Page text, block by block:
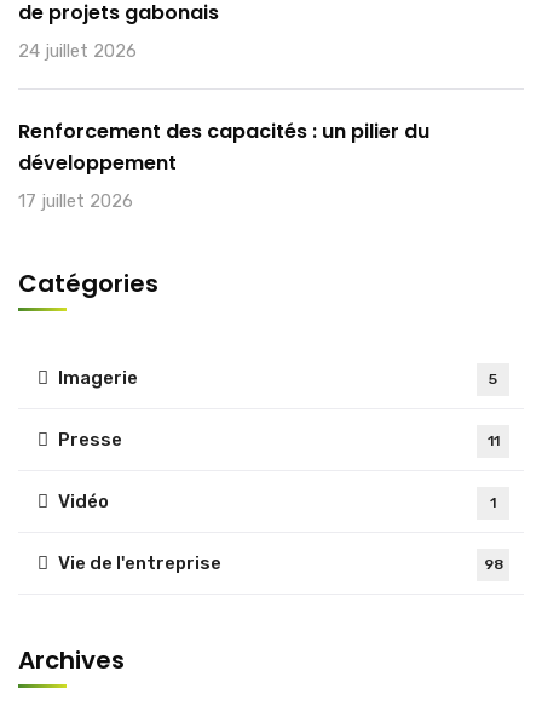
de projets gabonais
24 juillet 2026
Renforcement des capacités : un pilier du
développement
17 juillet 2026
Catégories
Imagerie 5
Presse 11
Vidéo 1
Vie de l'entreprise 98
Archives